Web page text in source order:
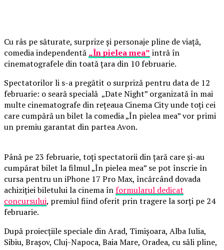
Cu râs pe săturate, surprize și personaje pline de viață,
comedia independentă „În pielea mea” intră în
cinematografele din toată țara din 10 februarie.
Spectatorilor li s-a pregătit o surpriză pentru data de 12
februarie: o seară specială „Date Night” organizată în mai
multe cinematografe din rețeaua Cinema City unde toți cei
care cumpără un bilet la comedia „În pielea mea” vor primi
un premiu garantat din partea Avon.
Până pe 23 februarie, toți spectatorii din țară care și-au
cumpărat bilet la filmul „În pielea mea” se pot înscrie în
cursa pentru un iPhone 17 Pro Max, încărcând dovada
achiziției biletului la cinema înformularul dedicat
concursului, premiul fiind oferit prin tragere la sorți pe 24
februarie.
După proiecțiile speciale din Arad, Timișoara, Alba Iulia,
Sibiu, Brașov, Cluj-Napoca, Baia Mare, Oradea, cu săli pline,